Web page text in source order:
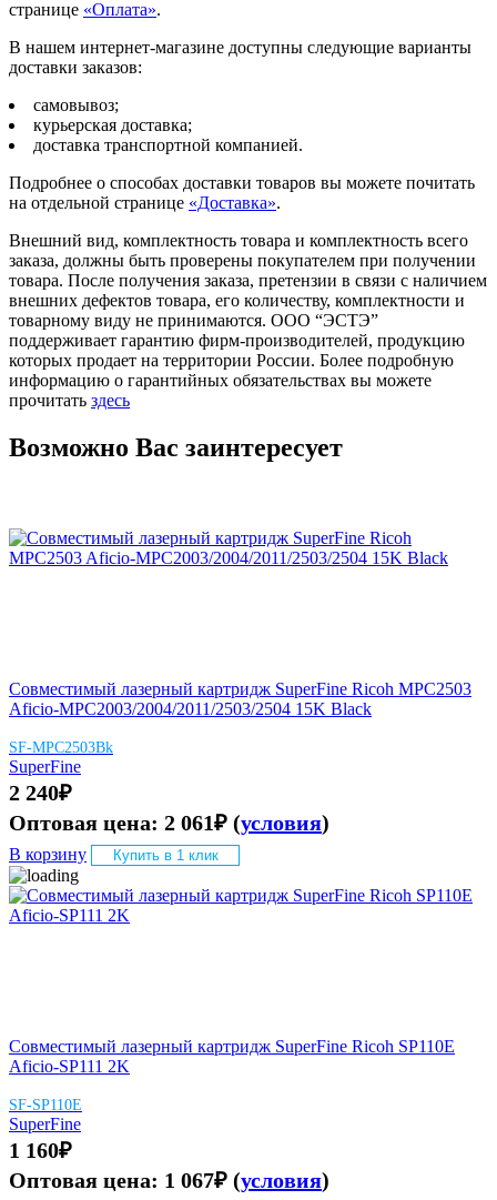
странице «Оплата».
В нашем интернет-магазине доступны следующие варианты
доставки заказов:
самовывоз;
курьерская доставка;
доставка транспортной компанией.
Подробнее о способах доставки товаров вы можете почитать
на отдельной странице «Доставка».
Внешний вид, комплектность товара и комплектность всего
заказа, должны быть проверены покупателем при получении
товара. После получения заказа, претензии в связи с наличием
внешних дефектов товара, его количеству, комплектности и
товарному виду не принимаются. ООО “ЭСТЭ”
поддерживает гарантию фирм-производителей, продукцию
которых продает на территории России. Более подробную
информацию о гарантийных обязательствах вы можете
прочитать здесь
Возможно Вас заинтересует
Совместимый лазерный картридж SuperFine Ricoh MPC2503
Aficio-MPC2003/2004/2011/2503/2504 15K Black
SF-MPC2503Bk
SuperFine
2 240₽
Оптовая цена: 2 061₽ (условия)
В корзину Купить в 1 клик
Совместимый лазерный картридж SuperFine Ricoh SP110E
Aficio-SP111 2K
SF-SP110E
SuperFine
1 160₽
Оптовая цена: 1 067₽ (условия)